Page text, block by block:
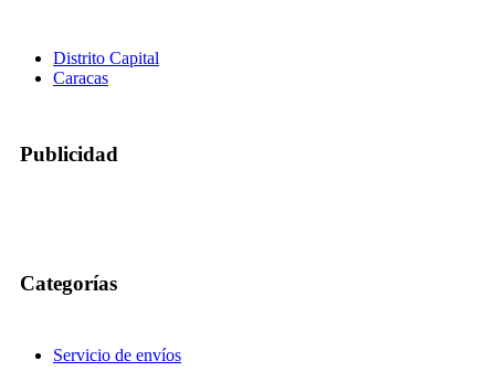
Distrito Capital
Caracas
Publicidad
Categorías
Servicio de envíos